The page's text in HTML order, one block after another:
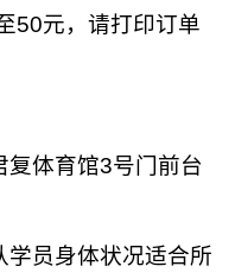
50元，请打印订单
复体育馆3号门前台
学员身体状况适合所